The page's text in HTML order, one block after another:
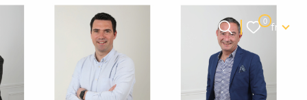
0 Langue
fr